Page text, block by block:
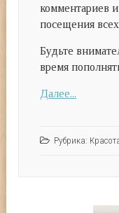
комментариев
посещения
Будьте
время
Далее...
Рубрика: